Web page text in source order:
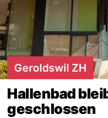
Geroldswil ZH
Hallenbad
geschlossen